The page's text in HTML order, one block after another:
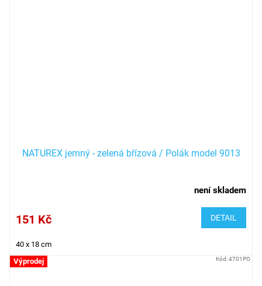
NATUREX jemný - zelená břízová / Polák model 9013
není skladem
151 Kč DETAIL
40 x 18 cm
Výprodej Kód:4701PO